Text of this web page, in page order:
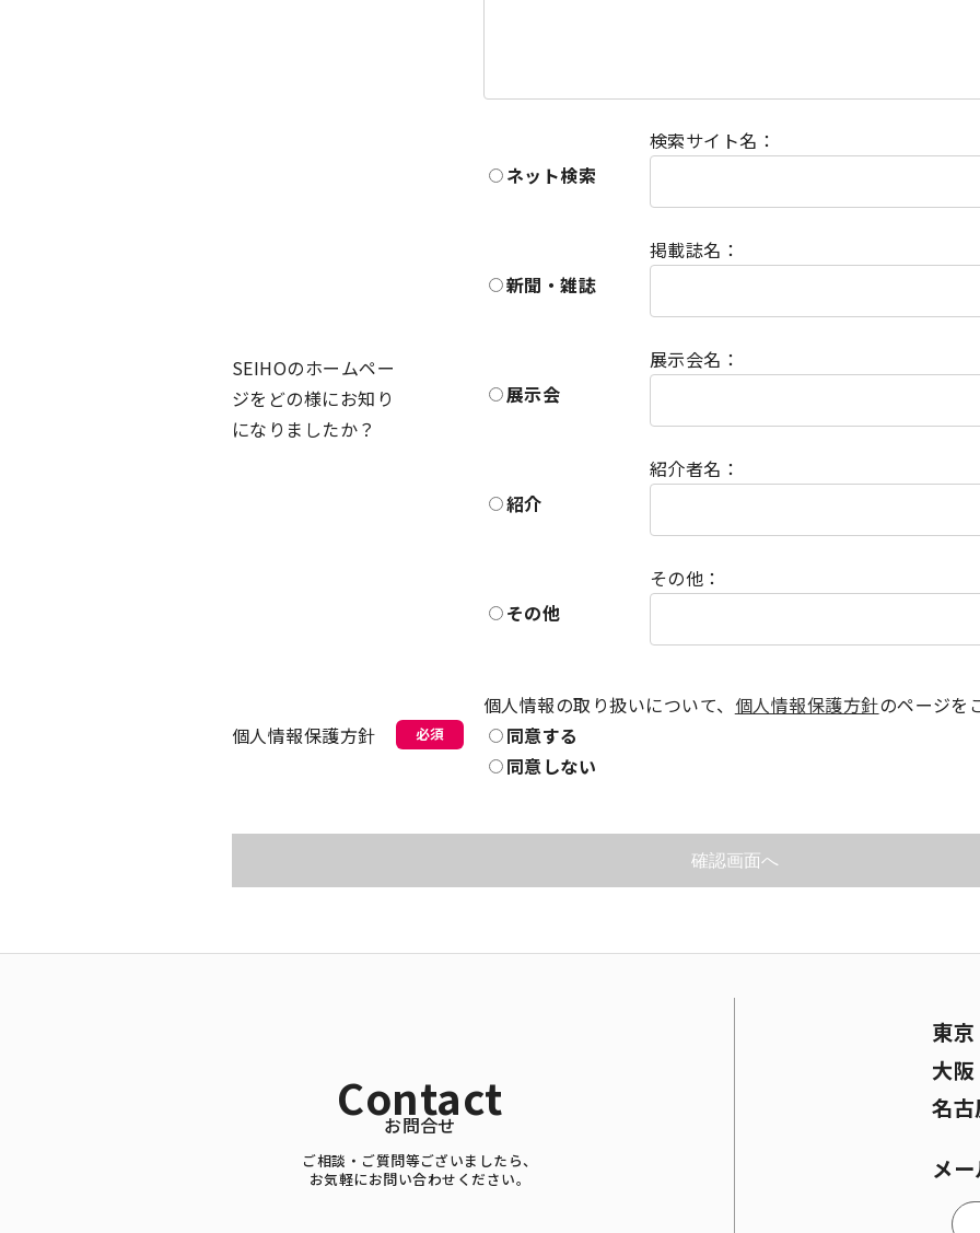
SEIHOのホームペー
ジをどの様にお知り
になりましたか？
ネット検索
検索サイト名：
新聞・雑誌
掲載誌名：
展示会
展示会名：
紹介
紹介者名：
その他
その他：
個人情報保護方針 必須
個人情報の取り扱いについて、 個人情報保護方針のページを
同意する
同意しない
Contact
お問合せ
ご相談・ご質問等ございましたら、
お気軽にお問い合わせください。
東
大
名
メ